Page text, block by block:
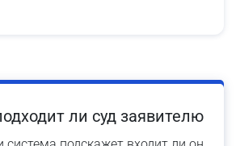
ли суд заявителю